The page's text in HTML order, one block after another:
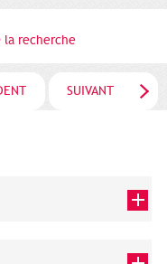
la recherche
SUIVANT